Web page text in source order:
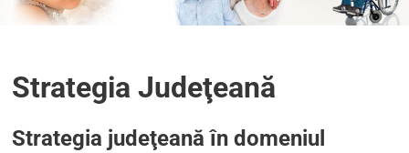
Strategia Judeţeană
Strategia judeţeană în domeniul